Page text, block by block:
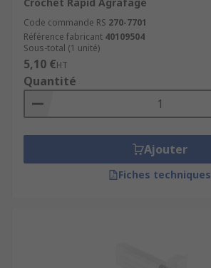
Code commande RS 270-7701
Référence fabricant 40109504
Sous-total (1 unité)
5,10 €HT
Quantité
Ajouter
Fiches techniques